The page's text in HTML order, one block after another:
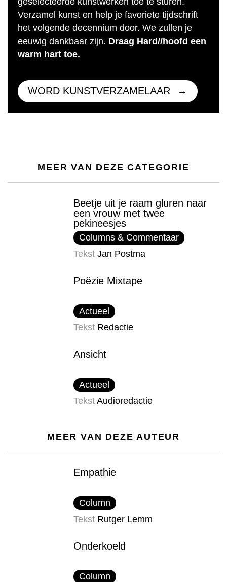
Verzamel kunst en help je favoriete tijdschrift
het volgende decennium door. We zullen je
eeuwig dankbaar zijn. Draag Hard//hoofd een
warm hart toe.
WORD KUNSTVERZAMELAAR
MEER VAN DEZE CATEGORIE
Beetje uit je raam gluren naar
een vrouw met twee
pekineesjes
Columns & Commentaar
Tekst Jan Postma
Poëzie Mixtape
Actueel
Tekst Redactie
Ansicht
Actueel
Tekst Audioredactie
MEER VAN DEZE AUTEUR
Empathie
Column
Tekst Rutger Lemm
Onderkoeld
Column